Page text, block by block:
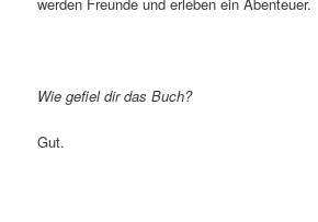
Wie gefiel dir das Buch?
Gut.